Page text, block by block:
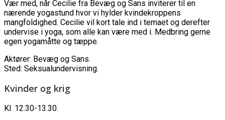
Vær med, når Cecilie fra Bevæg og Sans inviterer til en
nærende yogastund hvor vi hylder kvindekroppens
mangfoldighed. Cecilie vil kort tale ind i temaet og derefter
undervise i yoga, som alle kan være med i. Medbring gerne
egen yogamåtte og tæppe.
Aktører: Bevæg og Sans.
Sted: Seksualundervisning.
Kvinder og krig
Kl. 12.30-13.30.